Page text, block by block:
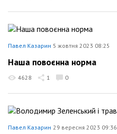
Павел Казарин 5 жовтня 2023 08:25
Наша повоєнна норма
4628 1 0
Павел Казарин 29 вересня 2023 09:36